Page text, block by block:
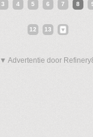
3 4 5 6 7 8
12 13
▼ Advertentie door